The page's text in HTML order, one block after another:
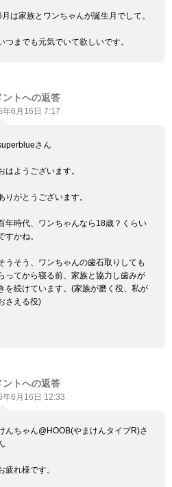
月は家族とワンちゃんが誕生月でして。
つまでも元気でいて欲しいです。
ントへの返答
年6月16日 7:17
さん
はようございます。
りがとうございます。
年時代、ワンちゃんなら18歳？くらい
すかね。
うそう、ワンちゃんの歯石取りしても
ってから寝る前、家族と協力し歯みが
を続けています。(家族が磨く役、私が
さえる役)
ントへの返答
年6月16日 12:33
んちゃん@HOOB(やまけんタイプR)さ
疲れ様です。